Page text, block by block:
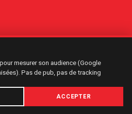
mesurer son audience (Google
Pas de pub, pas de tracking
ACCEPTER